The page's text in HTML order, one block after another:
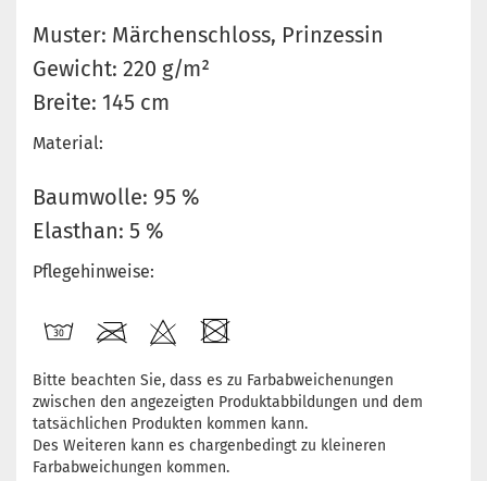
Muster: Märchenschloss, Prinzessin
Gewicht: 220 g/m²
Breite: 145 cm
Material:
Baumwolle: 95 %
Elasthan: 5 %
Pflegehinweise:
Bitte beachten Sie, dass es zu Farbabweichenungen
zwischen den angezeigten Produktabbildungen und dem
tatsächlichen Produkten kommen kann.
Des Weiteren kann es chargenbedingt zu kleineren
Farbabweichungen kommen.